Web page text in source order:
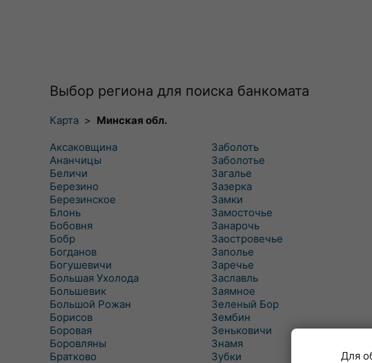
Выбор региона для поиска банкомата
Карта > Минская обл.
Аксаковщина
Ананчицы
Беличи
Березино
Березинское
Блонь
Бобовня
Бобр
Богданов
Богушевичи
Большая Ухолода
Большевик
Большой Рожан
Борисов
Боровая
Боровляны
Братково
Заболоть
Заболотье
Загалье
Зазерка
Замки
Замосточье
Занарочь
Заостровечье
Заполье
Заречье
Заславль
Заямное
Зеленый Бор
Зембин
Зеньковичи
Знамя
Зубки
Для